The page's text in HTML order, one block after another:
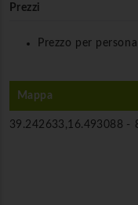
Prezzi
Prezzo per
Mappa
39.242633,16.493088 -